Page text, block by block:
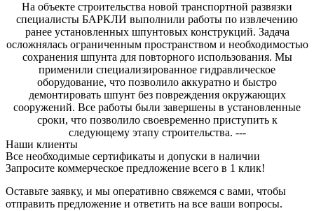
На объекте строительства новой транспортной развязки
специалисты БАРКЛИ выполнили работы по извлечению
ранее установленных шпунтовых конструкций. Задача
осложнялась ограниченным пространством и необходимостью
сохранения шпунта для повторного использования. Мы
применили специализированное гидравлическое
оборудование, что позволило аккуратно и быстро
демонтировать шпунт без повреждения окружающих
сооружений. Все работы были завершены в установленные
сроки, что позволило своевременно приступить к
следующему этапу строительства. ---
Наши клиенты
Все необходимые сертификаты и допуски в наличии
Запросите коммерческое предложение всего в 1 клик!
Оставьте заявку, и мы оперативно свяжемся с вами, чтобы
отправить предложение и ответить на все ваши вопросы.